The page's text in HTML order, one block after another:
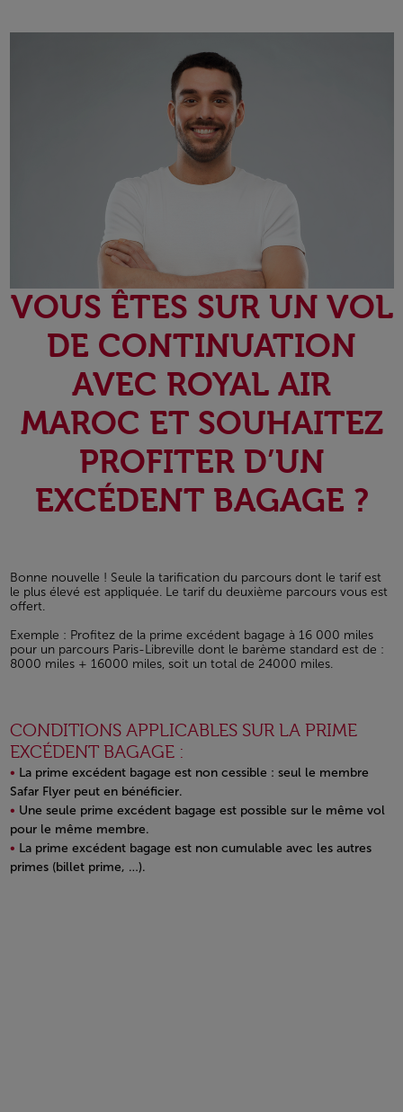
VOUS ÊTES SUR UN VOL
DE CONTINUATION
AVEC ROYAL AIR
MAROC ET SOUHAITEZ
PROFITER D’UN
EXCÉDENT BAGAGE ?
Bonne nouvelle ! Seule la tarification du parcours dont le tarif est
le plus élevé est appliquée. Le tarif du deuxième parcours vous est
offert.
Exemple : Profitez de la prime excédent bagage à 16 000 miles
pour un parcours Paris-Libreville dont le barème standard est de :
8000 miles + 16000 miles, soit un total de 24000 miles.
CONDITIONS APPLICABLES SUR LA PRIME
EXCÉDENT BAGAGE :
La prime excédent bagage est non cessible : seul le membre
Safar Flyer peut en bénéficier.
Une seule prime excédent bagage est possible sur le même vol
pour le même membre.
La prime excédent bagage est non cumulable avec les autres
primes (billet prime, …).